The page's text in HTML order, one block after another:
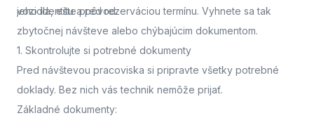
jeho identitu a pôvod.
vozidla,ešte pred rezerváciou termínu. Vyhnete sa tak
zbytočnej návšteve alebo chýbajúcim dokumentom.
1. Skontrolujte si potrebné dokumenty
Pred návštevou pracoviska si pripravte všetky potrebné
doklady. Bez nich vás technik nemôže prijať.
Základné dokumenty: